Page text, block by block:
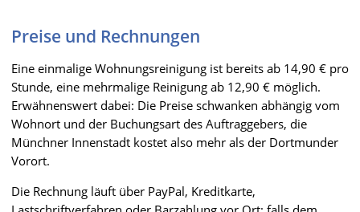
Preise und Rechnungen
Eine einmalige Wohnungsreinigung ist bereits ab 14,90 € pro
Stunde, eine mehrmalige Reinigung ab 12,90 € möglich.
Erwähnenswert dabei: Die Preise schwanken abhängig vom
Wohnort und der Buchungsart des Auftraggebers, die
Münchner Innenstadt kostet also mehr als der Dortmunder
Vorort.
Die Rechnung läuft über PayPal, Kreditkarte,